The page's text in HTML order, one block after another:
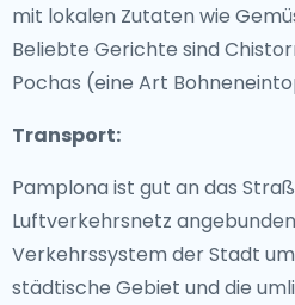
mit lokalen Zutaten wie
Beliebte Gerichte sind
Pochas (eine Art
Transport:
Pamplona ist gut an das
Luftverkehrsnetz
Verkehrssystem der Stadt
städtische Gebiet und die